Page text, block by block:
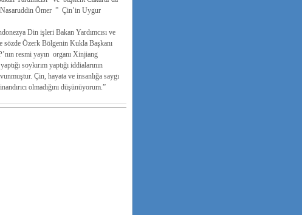
Ömer ” Çin’in Uygur
Din işleri Bakan Yardımcısı ve
Özerk Bölgenin Kukla Başkanı
resmi yayın organı Xinjiang
soykırım yaptığı iddialarının
Çin, hayata ve insanlığa saygı
olmadığını düşünüyorum.”